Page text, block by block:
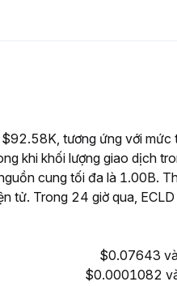
tương ứng với
khi khối lượng giao dịch
cung tối đa là 1.00B.
tử. Trong 24 giờ qua,
$0.07643
$0.0001082